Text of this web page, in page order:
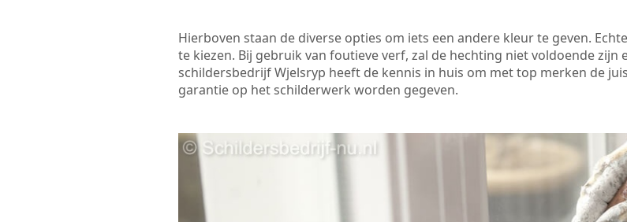
Hierboven staan de diverse opties om iets een andere kleur te geven.
te kiezen. Bij gebruik van foutieve verf, zal de hechting niet voldoende zijn
schildersbedrijf Wjelsryp heeft de kennis in huis om met top merken de
garantie op het schilderwerk worden gegeven.